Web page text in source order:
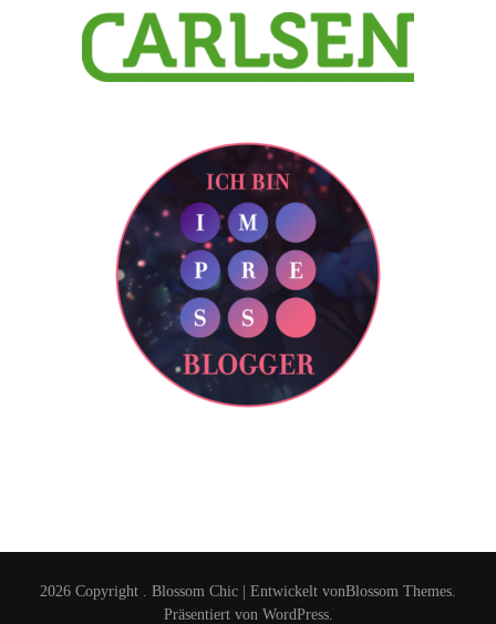
2026 Copyright Blossom Chic | Entwickelt vonBlossom Themes
Präsentiert von WordPress.